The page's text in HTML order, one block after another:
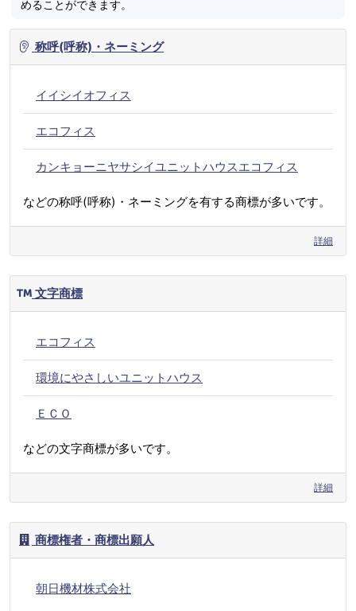
めることができます。
称呼(呼称)・ネーミング
イイシイオフィス
エコフィス
カンキョーニヤサシイユニットハウスエコフィス
などの称呼(呼称)・ネーミングを有する商標が多いです。
詳細
文字商標
エコフィス
環境にやさしいユニットハウス
ＥＣＯ
などの文字商標が多いです。
詳細
商標権者・商標出願人
朝日機材株式会社